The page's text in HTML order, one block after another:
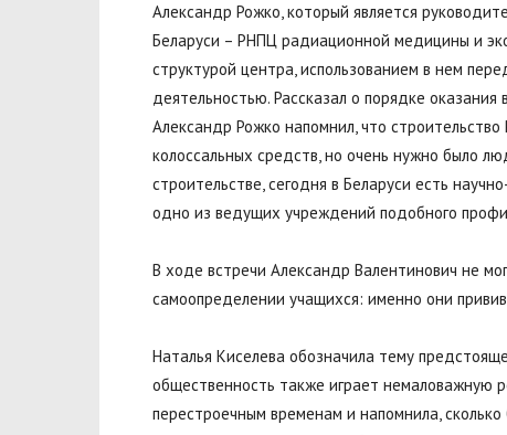
Александр Рожко, который является
Беларуси – РНПЦ радиационной медицины и
структурой центра, использованием в нем
деятельностью. Рассказал о порядке
Александр Рожко напомнил, что
колоссальных средств, но очень нужно было
строительстве, сегодня в Беларуси есть
одно из ведущих учреждений подобного
В ходе встречи Александр Валентинович не
самоопределении учащихся: именно они
Наталья Киселева обозначила тему
общественность также играет немаловажную
перестроечным временам и напомнила,